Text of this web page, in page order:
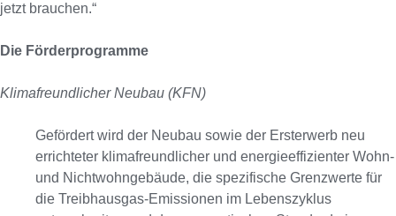
jetzt brauchen.“
Die Förderprogramme
Klimafreundlicher Neubau (KFN)
Gefördert wird der Neubau sowie der Ersterwerb neu
errichteter klimafreundlicher und energieeffizienter Wohn-
und Nichtwohngebäude, die spezifische Grenzwerte für
die Treibhausgas-Emissionen im Lebenszyklus